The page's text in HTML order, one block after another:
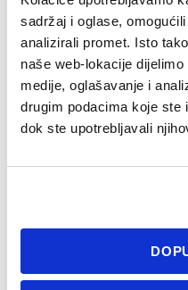
sadržaj i oglase,
analizirali promet. Isto
naše web-lokacije
medije, oglašavanje i
drugim podacima koje ste
dok ste upotrebljavali
Regatni tečaj – 12.
21.10.2026. do
održavanja: Zlarin -
21.10.- 26.10.2026.